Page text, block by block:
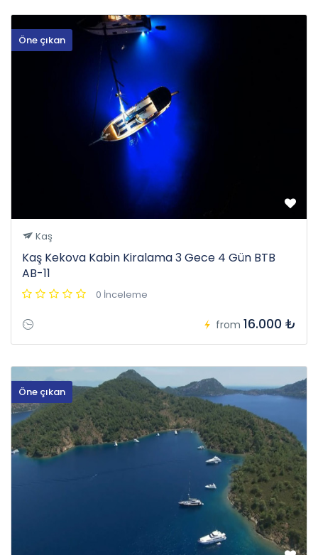
Öne çıkan
Kaş
Kaş Kekova Kabin Kiralama 3 Gece 4 Gün BTB
AB-11
0 İnceleme
from 16.000 ₺
Öne çıkan